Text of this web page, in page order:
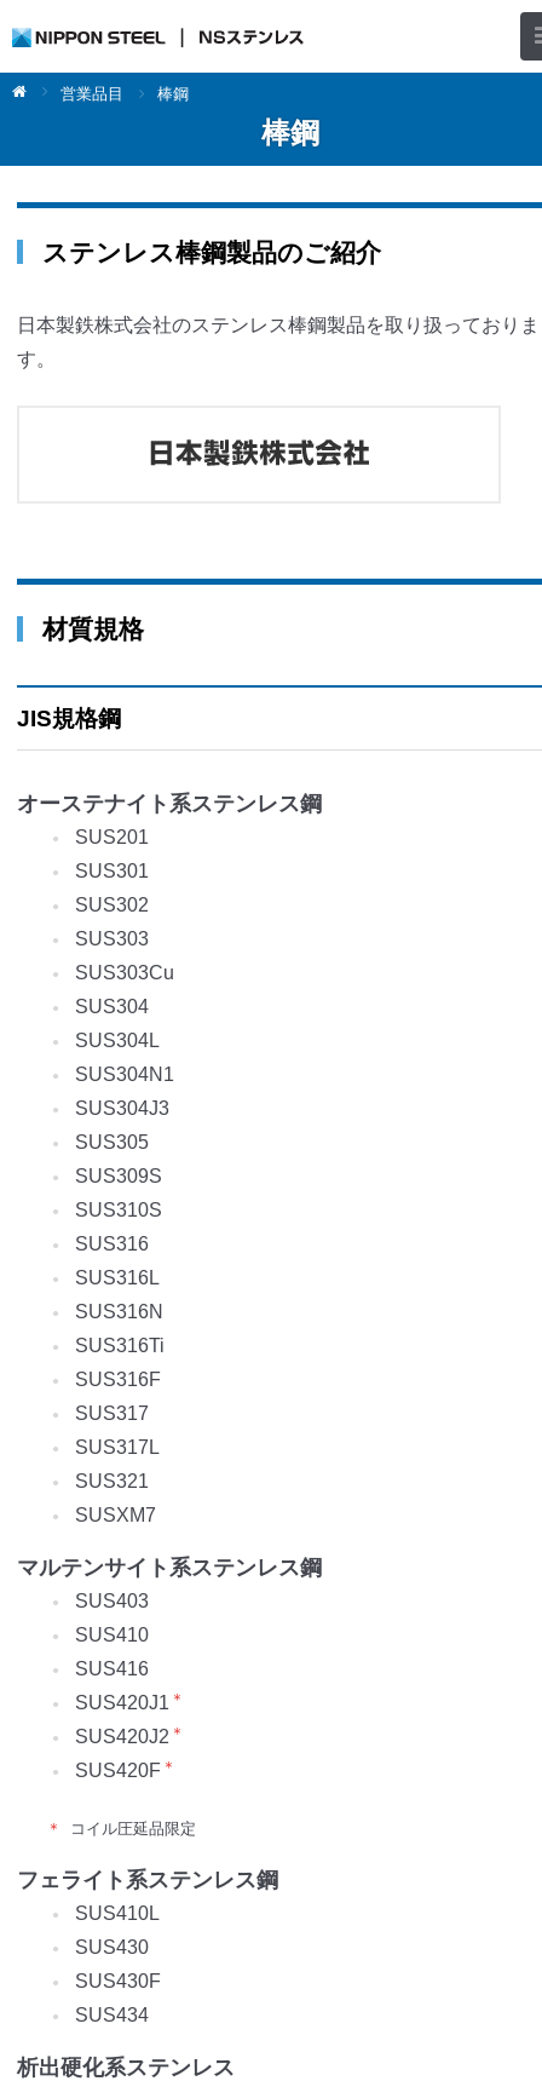
営業品目 棒鋼
棒鋼
ステンレス棒鋼製品のご紹介
日本製鉄株式会社のステンレス棒鋼製品を取り扱っておりま
す。
材質規格
JIS規格鋼
オーステナイト系ステンレス鋼
SUS201
SUS301
SUS302
SUS303
SUS303Cu
SUS304
SUS304L
SUS304N1
SUS304J3
SUS305
SUS309S
SUS310S
SUS316
SUS316L
SUS316N
SUS316Ti
SUS316F
SUS317
SUS317L
SUS321
SUSXM7
マルテンサイト系ステンレス鋼
SUS403
SUS410
SUS416
SUS420J1 ＊
SUS420J2 ＊
SUS420F ＊
コイル圧延品限定
フェライト系ステンレス鋼
SUS410L
SUS430
SUS430F
SUS434
析出硬化系ステンレス